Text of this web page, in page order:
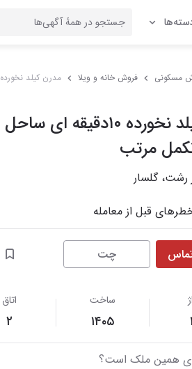
مسکونی فروش خانه و ویلا مدرن کیلد نخورده ۱۰دقیقه ای ساحل مدارک تکمل مرتب
مدرن کیلد نخورده ۱۰دقیقه ای ساحل
مرتب
گلسار
قبل از معامله
چت
ساخت اتاق
۱۴۰۵ ۲
همین ملک است؟